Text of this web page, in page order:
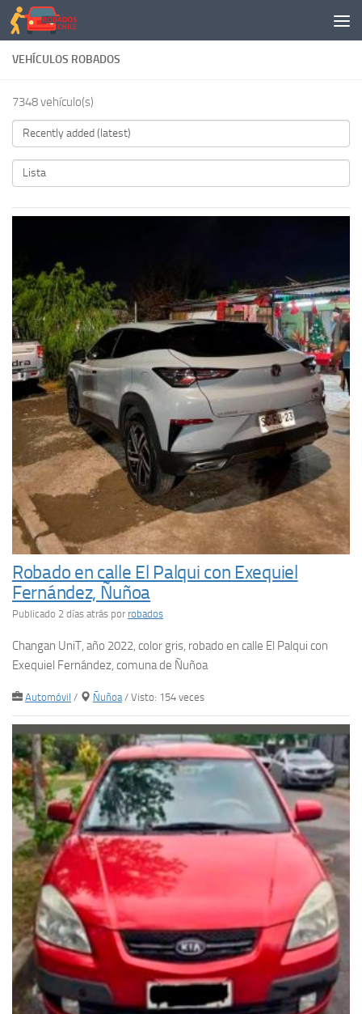
Saltar al contenido
VEHÍCULOS ROBADOS
7348 vehículo(s)
Robado en calle El Palqui con Exequiel
Fernández, Ñuñoa
Publicado 2 días atrás por robados
Changan UniT, año 2022, color gris, robado en calle El Palqui con
Exequiel Fernández, comuna de Ñuñoa
Automóvil / Ñuñoa / Visto: 154 veces